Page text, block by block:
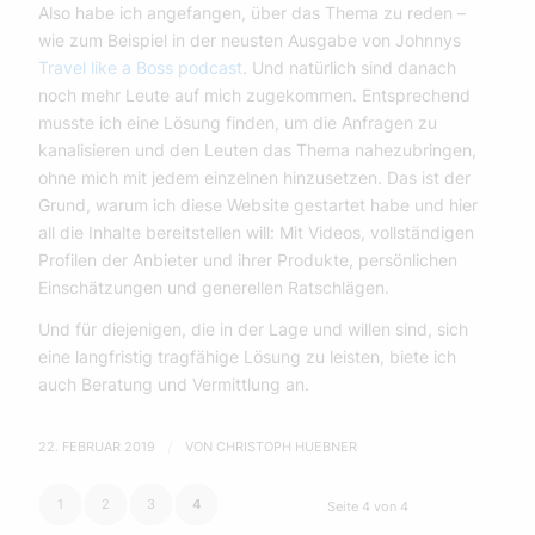
Also habe ich angefangen, über das Thema zu reden –
wie zum Beispiel in der neusten Ausgabe von Johnnys
Travel like a Boss podcast. Und natürlich sind danach
noch mehr Leute auf mich zugekommen. Entsprechend
musste ich eine Lösung finden, um die Anfragen zu
kanalisieren und den Leuten das Thema nahezubringen,
ohne mich mit jedem einzelnen hinzusetzen. Das ist der
Grund, warum ich diese Website gestartet habe und hier
all die Inhalte bereitstellen will: Mit Videos, vollständigen
Profilen der Anbieter und ihrer Produkte, persönlichen
Einschätzungen und generellen Ratschlägen.
Und für diejenigen, die in der Lage und willen sind, sich
eine langfristig tragfähige Lösung zu leisten, biete ich
auch Beratung und Vermittlung an.
22. FEBRUAR 2019 VON CHRISTOPH HUEBNER
Seite 4 von 4
1 2 3 4